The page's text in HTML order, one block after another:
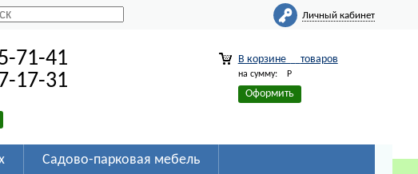
Личный кабинет
71-41
17-31
В корзине товаров
на сумму: Р
Оформить
Садово-парковая мебель